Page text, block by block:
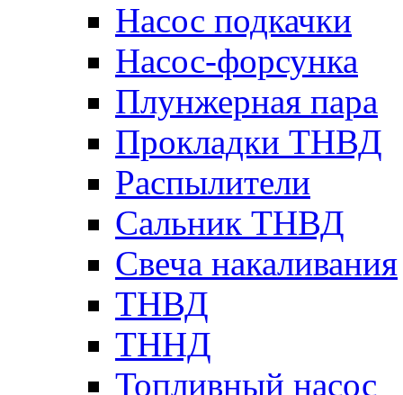
Насос подкачки
Насос-форсунка
Плунжерная пара
Прокладки ТНВД
Распылители
Сальник ТНВД
Свеча накаливания
ТНВД
ТННД
Топливный насос